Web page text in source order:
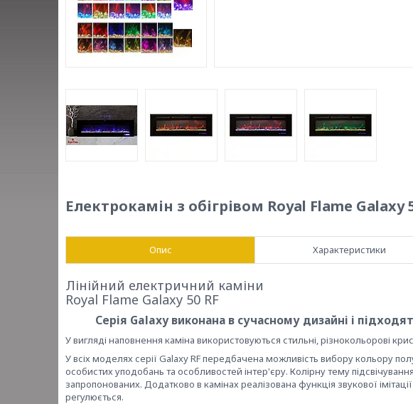
Електрокамін з обігрівом Royal Flame Galaxy
Опис Характеристики
Лінійний електричний каміни
Royal Flame Galaxy 50 RF
Серія Galaxy виконана в сучасному дизайні і
У вигляді наповнення каміна використовуються стильні, різнокольорові
У всіх моделях серії Galaxy RF передбачена можливість вибору кольору
особистих уподобань та особливостей інтер'єру. Колірну тему
запропонованих. Додатково в камінах реалізована функція звукової
регулюється.